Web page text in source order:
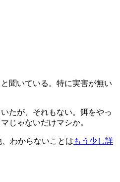
聞いている。特に実害が無い
たが、それもない。餌をやっ
じゃないだけマシか。
わからないことは もう少し詳